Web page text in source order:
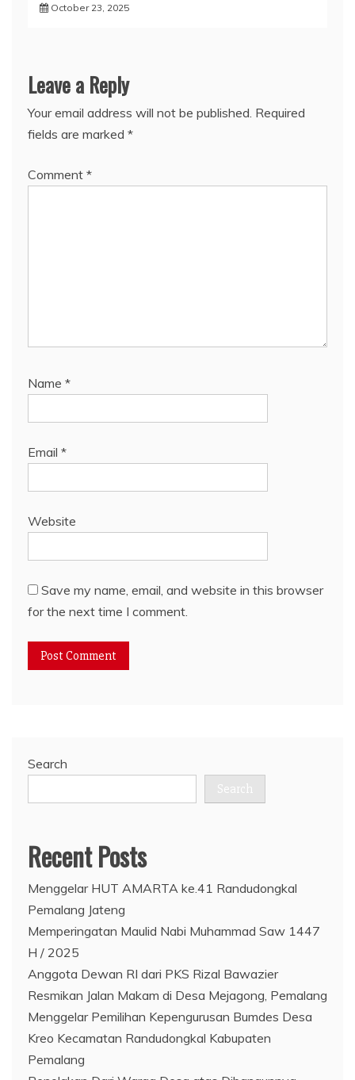
October 23, 2025
Leave a Reply
Your email address will not be published. Required
fields are marked *
Comment *
Name *
Email *
Website
Save my name, email, and website in this browser
for the next time I comment.
Search
Search
Recent Posts
Menggelar HUT AMARTA ke.41 Randudongkal
Pemalang Jateng
Memperingatan Maulid Nabi Muhammad Saw 1447
H / 2025
Anggota Dewan RI dari PKS Rizal Bawazier
Resmikan Jalan Makam di Desa Mejagong, Pemalang
Menggelar Pemilihan Kepengurusan Bumdes Desa
Kreo Kecamatan Randudongkal Kabupaten
Pemalang